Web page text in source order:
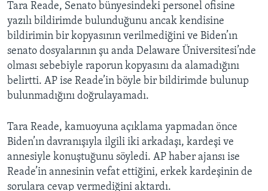
Tara Reade, Senato bünyesindeki personel ofisine
yazılı bildirimde bulunduğunu ancak kendisine
bildirimin bir kopyasının verilmediğini ve Biden’ın
senato dosyalarının şu anda Delaware Üniversitesi’nde
olması sebebiyle raporun kopyasını da alamadığını
belirtti. AP ise Reade’in böyle bir bildirimde bulunup
bulunmadığını doğrulayamadı.
Tara Reade, kamuoyuna açıklama yapmadan önce
Biden’ın davranışıyla ilgili iki arkadaşı, kardeşi ve
annesiyle konuştuğunu söyledi. AP haber ajansı ise
Reade’in annesinin vefat ettiğini, erkek kardeşinin de
sorulara cevap vermediğini aktardı.